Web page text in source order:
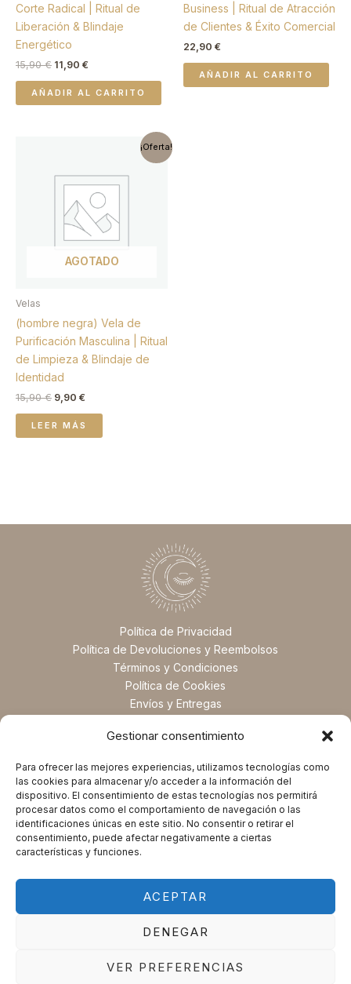
Gestionar consentimiento
Para ofrecer las mejores experiencias, utilizamos tecnologías como
las cookies para almacenar y/o acceder a la información del
dispositivo. El consentimiento de estas tecnologías nos permitirá
procesar datos como el comportamiento de navegación o las
identificaciones únicas en este sitio. No consentir o retirar el
consentimiento, puede afectar negativamente a ciertas
características y funciones.
ACEPTAR
DENEGAR
VER PREFERENCIAS
Corte Radical | Ritual de
Liberación & Blindaje
Energético
15,90€ 11,90 €
AÑADIR AL CARRITO
Business | Ritual de Atracción
de Clientes & Éxito Comercial
22,90 €
AÑADIR AL CARRITO
¡Oferta!
AGOTADO
Velas
(hombre negra) Vela de
Purificación Masculina | Ritual
de Limpieza & Blindaje de
Identidad
15,90€
era:
15,90 €.
9,90 €
es:
9,90 €.
LEER MÁS
Política de Privacidad
Política de Devoluciones y Reembolsos
Términos y Condiciones
Política de Cookies
Envíos y Entregas
Spirituals.